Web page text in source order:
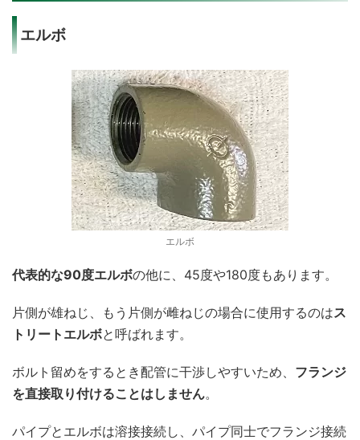
エルボ
エルボ
代表的な90度エルボの他に、45度や180度もあります。
片側が雄ねじ、もう片側が雌ねじの場合に使用するのはス
トリートエルボと呼ばれます。
ボルト留めをするとき配管に干渉しやすいため、 フランジ
を直接取り付けることはしません。
パイプとエルボは溶接接続し、パイプ同士でフランジ接続